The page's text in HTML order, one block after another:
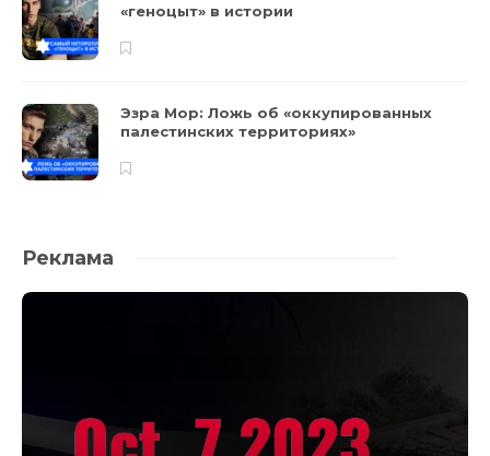
«геноцыт» в истории
Эзра Мор: Ложь об «оккупированных
палестинских территориях»
Реклама